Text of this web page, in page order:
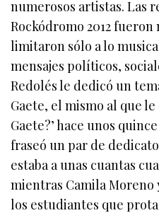
numerosos artistas. Las
Rockódromo 2012
limitaron sólo a lo
mensajes políticos,
Redolés le dedicó un
Gaete, el mismo al que
Gaete?’ hace unos
fraseó un par de
estaba a unas cuantas
mientras Camila Moreno
los estudiantes que